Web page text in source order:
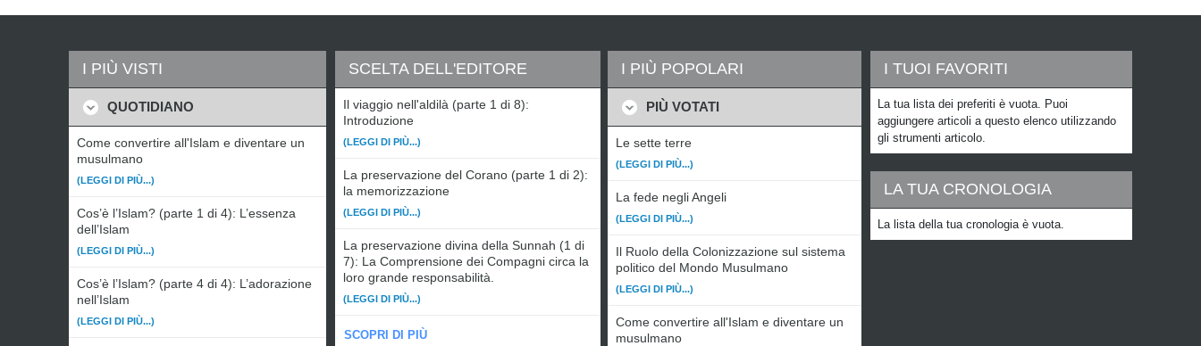
I PIÙ VISTI
QUOTIDIANO
Come convertire all'Islam e diventare un
musulmano
(LEGGI DI PIÙ...)
Cos’è l’Islam? (parte 1 di 4): L’essenza
dell’Islam
(LEGGI DI PIÙ...)
Cos’è l’Islam? (parte 4 di 4): L’adorazione
nell’Islam
(LEGGI DI PIÙ...)
SCELTA DELL'EDITORE
Il viaggio nell'aldilà (parte 1 di 8):
Introduzione
(LEGGI DI PIÙ...)
La preservazione del Corano (parte 1 di 2):
la memorizzazione
(LEGGI DI PIÙ...)
La preservazione divina della Sunnah (1 di
7): La Comprensione dei Compagni circa la
loro grande responsabilità.
(LEGGI DI PIÙ...)
SCOPRI DI PIÙ
I PIÙ POPOLARI
PIÙ VOTATI
Le sette terre
(LEGGI DI PIÙ...)
La fede negli Angeli
(LEGGI DI PIÙ...)
Il Ruolo della Colonizzazione sul sistema
politico del Mondo Musulmano
(LEGGI DI PIÙ...)
Come convertire all'Islam e diventare un
musulmano
I TUOI FAVORITI
La tua lista dei preferiti è vuota. Puoi
aggiungere articoli a questo elenco utilizzando
gli strumenti articolo.
LA TUA CRONOLOGIA
La lista della tua cronologia è vuota.